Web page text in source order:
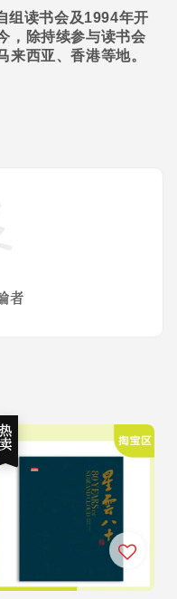
组读书会及1994年开
，除持续参与读书会
来西亚、香港等地。
者
热卖